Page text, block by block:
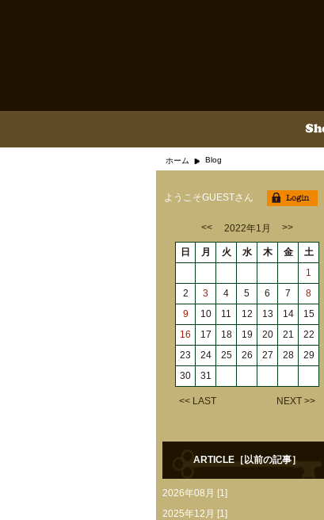
ホーム Blog
ようこそGUESTさん
<< 2022年1月 >>
日 月 火 水 木 金
土
1
2
3 4 5 6 7
8
9
10 11 12 13 14
15
16
17 18 19 20 21
22
23
24 25 26 27 28
29
30
31
<< LAST NEXT >>
ARTICLE［以前の記事］
2026年08月 [1]
2025年12月 [1]